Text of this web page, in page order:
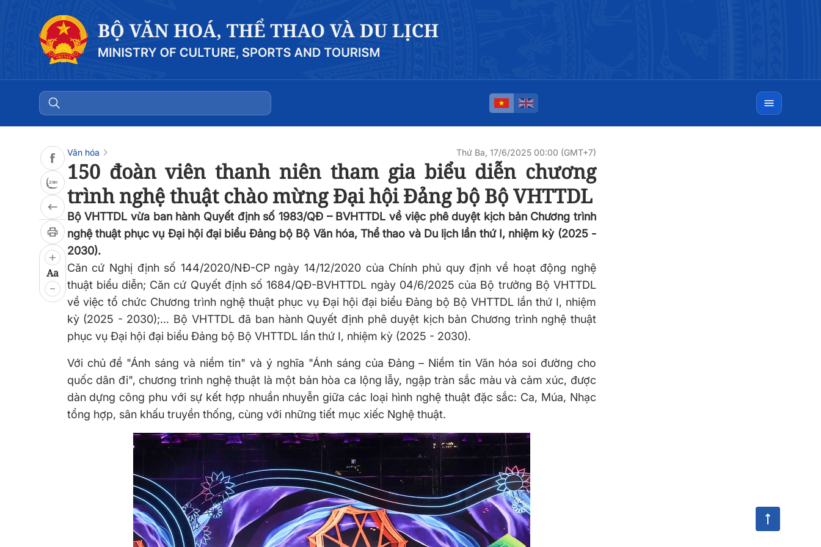
Aa
Văn hóa Thứ Ba, 17/6/2025 00:00 (GMT+7)
150 đoàn viên thanh niên tham gia biểu diễn chương
trình nghệ thuật chào mừng Đại hội Đảng bộ Bộ VHTTDL
Bộ VHTTDL vừa ban hành Quyết định số 1983/QĐ – BVHTTDL về việc phê duyệt kịch bản Chương trình
nghệ thuật phục vụ Đại hội đại biểu Đảng bộ Bộ Văn hóa, Thể thao và Du lịch lần thứ I, nhiệm kỳ (2025 -
2030).
Căn cứ Nghị định số 144/2020/NĐ-CP ngày 14/12/2020 của Chính phủ quy định về hoạt động nghệ
thuật biểu diễn; Căn cứ Quyết định số 1684/QĐ-BVHTTDL ngày 04/6/2025 của Bộ trưởng Bộ VHTTDL
về việc tổ chức Chương trình nghệ thuật phục vụ Đại hội đại biểu Đảng bộ Bộ VHTTDL lần thứ I, nhiệm
kỳ (2025 - 2030);… Bộ VHTTDL đã ban hành Quyết định phê duyệt kịch bản Chương trình nghệ thuật
phục vụ Đại hội đại biểu Đảng bộ Bộ VHTTDL lần thứ I, nhiệm kỳ (2025 - 2030).
Với chủ đề "Ánh sáng và niềm tin" và ý nghĩa "Ánh sáng của Đảng – Niềm tin Văn hóa soi đường cho
quốc dân đi", chương trình nghệ thuật là một bản hòa ca lộng lẫy, ngập tràn sắc màu và cảm xúc, được
dàn dựng công phu với sự kết hợp nhuần nhuyễn giữa các loại hình nghệ thuật đặc sắc: Ca, Múa, Nhạc
tổng hợp, sân khấu truyền thống, cùng với những tiết mục xiếc Nghệ thuật.
0:00 0:00